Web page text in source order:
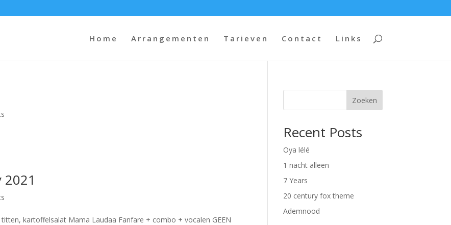
Home Arrangementen Tarieven Contact Links
kartoffelsalat Mama Laudaa Fanfare + combo + vocalen GEEN
Zoeken
Recent Posts
Oya lélé
1 nacht alleen
7 Years
20 century fox theme
Ademnood